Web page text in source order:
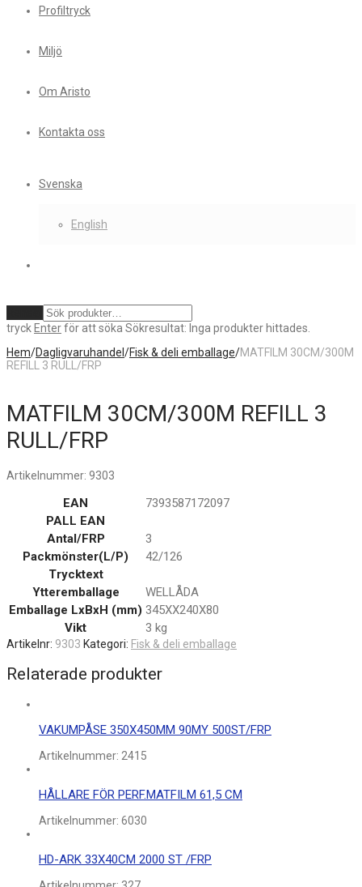
Profiltryck
Miljö
Om Aristo
Kontakta oss
Svenska
English
tryck Enterför att söka Sökresultat: Inga produkter hittades.
Hem/Dagligvaruhandel /Fisk & deli emballage/MATFILM 30CM/300M
REFILL 3 RULL/FRP
MATFILM 30CM/300M REFILL 3
RULL/FRP
Artikelnummer: 9303
EAN
7393587172097
PALL EAN
Antal/FRP
3
Packmönster(L/P)
42/126
Trycktext
Ytteremballage
WELLÅDA
Emballage LxBxH (mm) 345XX240X80
Vikt
3 kg
Artikelnr: 9303 Kategori: Fisk & deli emballage
Relaterade produkter
VAKUMPÅSE 350X450MM 90MY 500ST/FRP
Artikelnummer: 2415
HÅLLARE FÖR PERF.MATFILM 61,5 CM
Artikelnummer: 6030
HD-ARK 33X40CM 2000 ST /FRP